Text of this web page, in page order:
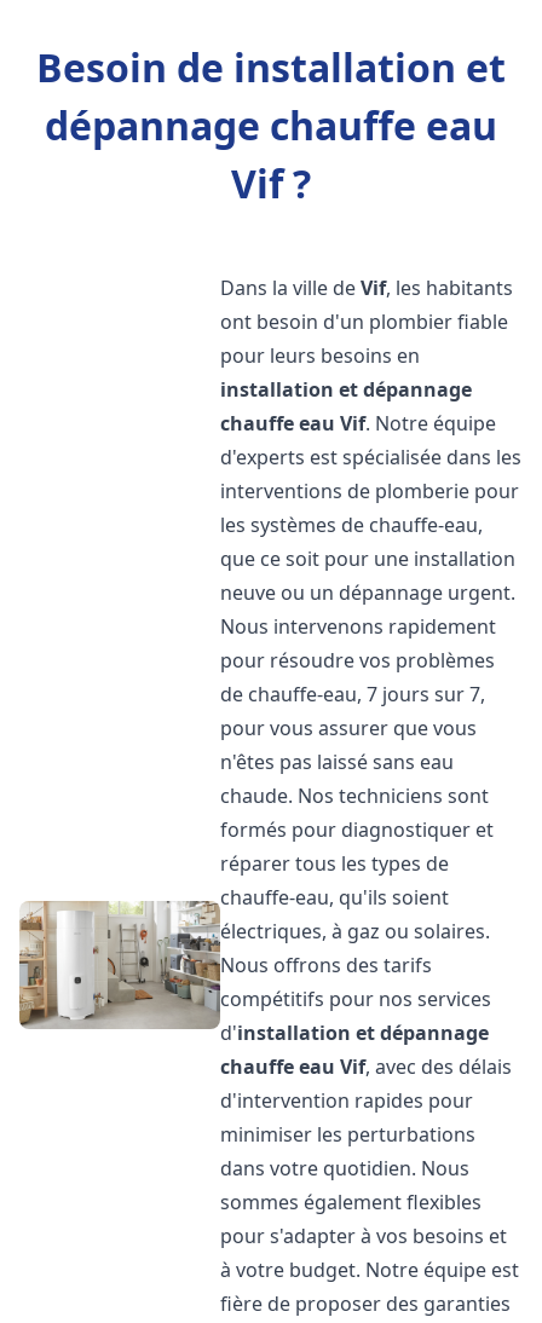
Besoin de installation et
dépannage chauffe eau
Vif ?
Dans la ville deVif, les habitants
ont besoin d'un plombier fiable
pour leurs besoins en
installation et dépannage
chauffe eau Vif. Notre équipe
d'experts est spécialisée dans les
interventions de plomberie pour
les systèmes de chauffe-eau,
que ce soit pour une installation
neuve ou un dépannage urgent.
Nous intervenons rapidement
pour résoudre vos problèmes
de chauffe-eau, 7 jours sur 7,
pour vous assurer que vous
n'êtes pas laissé sans eau
chaude. Nos techniciens sont
formés pour diagnostiquer et
réparer tous les types de
chauffe-eau, qu'ils soient
électriques, à gaz ou solaires.
Nous offrons des tarifs
compétitifs pour nos services
d'installation et dépannage
chauffe eau Vif, avec des délais
d'intervention rapides pour
minimiser les perturbations
dans votre quotidien. Nous
sommes également flexibles
pour s'adapter à vos besoins et
à votre budget. Notre équipe est
fière de proposer des garanties